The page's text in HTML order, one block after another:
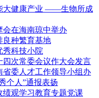
大健康产业 ——生物所成
会在海南琼中举办
良种繁育基地
秀科技小院
次常委会议作大会发言
委人才工作领导小组办
个人”通报表扬
观学习教育专题党课